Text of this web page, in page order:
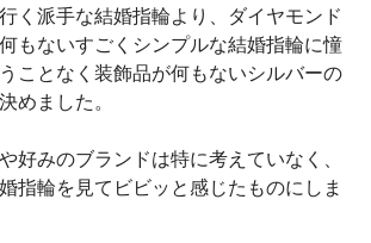
く派手な結婚指輪より、ダイヤモンド
もないすごくシンプルな結婚指輪に憧
ことなく装飾品が何もないシルバーの
めました。
好みのブランドは特に考えていなく、
指輪を見てビビッと感じたものにしま